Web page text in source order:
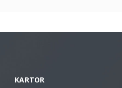
KARTOR